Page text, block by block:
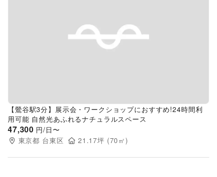
Previous slide
【鶯谷駅3分】展示会・ワークショップにおすすめ!24時間利
用可能 自然光あふれるナチュラルスペース
47,300 円/日〜
東京都 台東区 21.17坪 (70 ㎡)